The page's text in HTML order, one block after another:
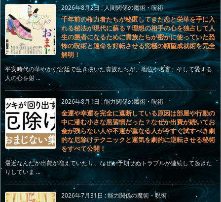
2026年8月2日:人間関係の魔術・呪術
千年前の権力者たちが秘匿してきた恋と栄華を手に入
れる秘法が現代に蘇る？理想の相手の心を独占して人
生の勝者になるために貴族たちが密かに使っていた恐
怖の呪術と運命を好転させる究極の願望成就術を完全
解明！
平安時代の華やかな宮廷で生き抜いた貴族たちが、地位や名誉、そして愛する
人の心を射 ...
2026年8月1日 :能力関係の魔術・呪術
金運や幸運を完全に遮断している原因は部屋や行動の
中に潜む小さな悪習慣だった？なぜか出費が続いてお
金が残らない人や不運が重なる人が今すぐ試すべき劇
的な厄除けテクニックと運気を劇的に逆転させる秘術
をすべて公開！
最近なんだか出費が増えていたり、なぜか予期せぬトラブルが連続して起きた
りしていま ...
2026年7月31日 :能力関係の魔術・呪術